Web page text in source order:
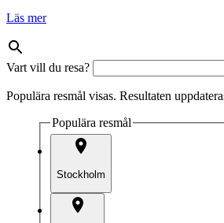
Läs mer
Vart vill du resa?
Populära resmål visas. Resultaten
Populära resmål
Stockholm